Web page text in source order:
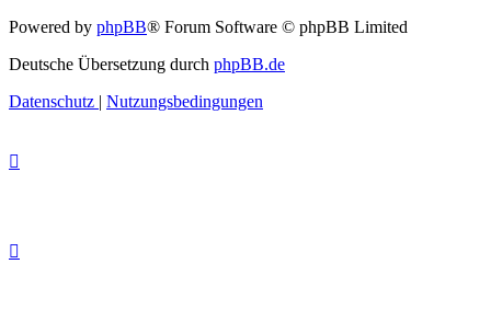
Powered by phpBB® Forum Software © phpBB Limited
Deutsche Übersetzung durch phpBB.de
Datenschutz | Nutzungsbedingungen